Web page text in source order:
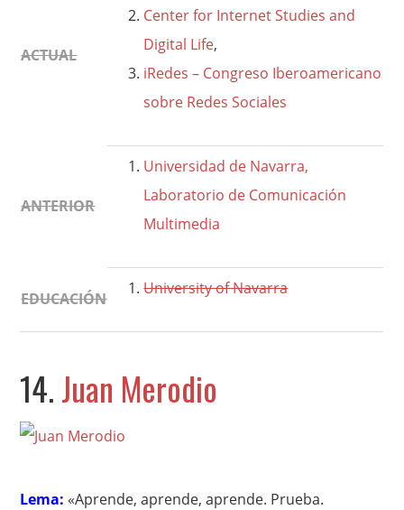
ACTUAL
Center for Internet Studies and
Digital Life,
iRedes – Congreso Iberoamericano
sobre Redes Sociales
ANTERIOR
Universidad de Navarra,
Laboratorio de Comunicación
Multimedia
EDUCACIÓN
University of Navarra
14.Juan Merodio
Lema: «Aprende, aprende, aprende. Prueba.